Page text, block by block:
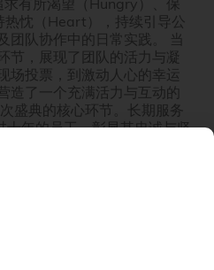
忱（Heart），持续引导公
团队协作中的日常实践。 当
节，展现了团队的活力与凝
场投票，到激动人心的幸运
造了一个充满活力与互动的
盛典的核心环节。长期服务
十年的员工，彰显其忠诚与坚
售奖则嘉奖了卓越表现；
了跨团队协作与协同效应。
绩效为导向的企业文化，在
稳定表现的推动下，助力业
落下帷幕，本次盛典不仅是
是对过往成就的庆祝，以及
在这一势能推动下，ATFX期